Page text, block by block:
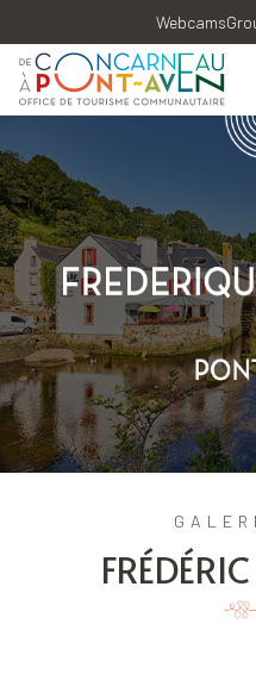
Webcams